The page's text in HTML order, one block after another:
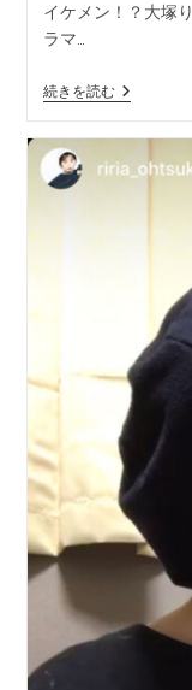
イケメン！？大塚
ラマ…
続きを読む